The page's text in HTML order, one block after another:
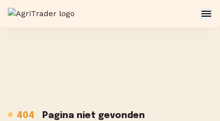
404 Pagina niet gevonden